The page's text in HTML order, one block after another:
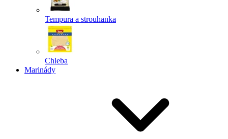
Tempura a strouhanka
Chleba
Marinády